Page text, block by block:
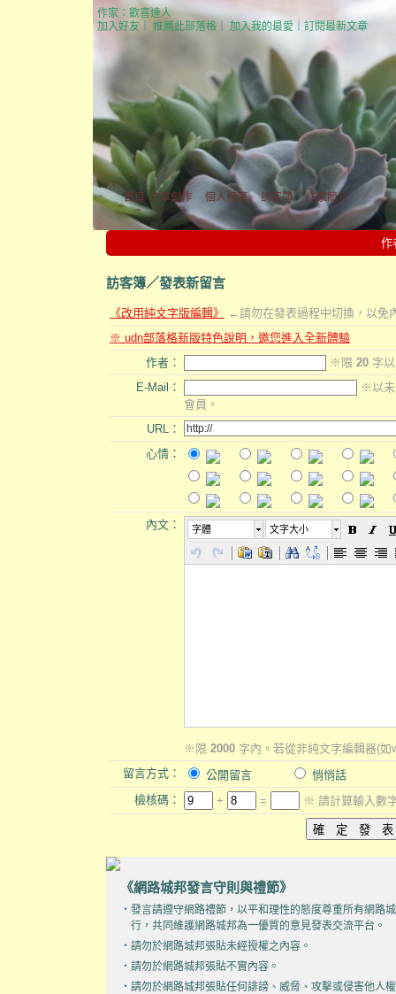
首頁 文章創作 個人相簿 訪客簿 作家簡介
加入好友 推薦此部落格 加入我的最愛 訂閱最新文章
作家：歡喜達人
作
訪客簿／發表新留言
《改用純文字版編輯》
←請勿在發表過程中切換，以免
※ udn部落格新版特色說明，邀您進入全新體驗
作者：
※限 20 字
E-Mail：
※以未
會員。
URL：
心情：
內文： 字體 文字大小
※限 2000 字內。若從非純文字編輯器(
留言方式：
公開留言
悄悄話
檢核碼：
+ = ※ 請計算輸入數
《網路城邦發言守則與禮節》
‧ 發言請遵守網路禮節，以平和理性的態度尊重所有網路
行，共同維護網路城邦為一優質的意見發表交流平台。
‧ 請勿於網路城邦張貼未經授權之內容。
‧ 請勿於網路城邦張貼不實內容。
‧ 請勿於網路城邦張貼任何誹謗、威脅、攻擊或侵害他人